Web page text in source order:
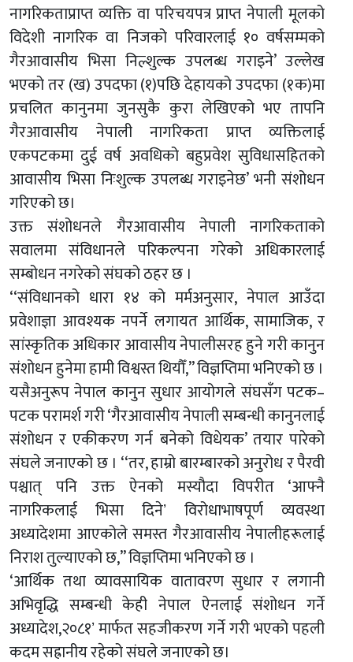
नागरिकताप्राप्त व्यक्ति वा परिचयपत्र प्राप्त नेपाली मूलको
विदेशी नागरिक वा निजको परिवारलाई १० वर्षसम्मको
गैरआवासीय भिसा निल्शुल्क उपलब्ध गराइने’ उल्लेख
भएको तर (ख) उपदफा (१)पछि देहायको उपदफा (१क)मा
प्रचलित कानुनमा जुनसुकै कुरा लेखिएको भए तापनि
गैरआवासीय नेपाली नागरिकता प्राप्त व्यक्तिलाई
एकपटकमा दुई वर्ष अवधिको बहुप्रवेश सुविधासहितको
आवासीय भिसा निःशुल्क उपलब्ध गराइनेछ’ भनी संशोधन
गरिएको छ।
उक्त संशोधनले गैरआवासीय नेपाली नागरिकताको
सवालमा संविधानले परिकल्पना गरेको अधिकारलाई
सम्बोधन नगरेको संघको ठहर छ ।
‘‘संविधानको धारा १४ को मर्मअनुसार, नेपाल आउँदा
प्रवेशाज्ञा आवश्यक नपर्ने लगायत आर्थिक, सामाजिक, र
सांस्कृतिक अधिकार आवासीय नेपालीसरह हुने गरी कानुन
संशोधन हुनेमा हामी विश्वस्त थियौँ,’’ विज्ञप्तिमा भनिएको छ ।
यसैअनुरूप नेपाल कानुन सुधार आयोगले संघसँग पटक–
पटक परामर्श गरी ‘गैरआवासीय नेपाली सम्बन्धी कानुनलाई
संशोधन र एकीकरण गर्न बनेको विधेयक’ तयार पारेको
संघले जनाएको छ । ‘‘तर, हाम्रो बारम्बारको अनुरोध र पैरवी
पश्चात् पनि उक्त ऐनको मस्यौदा विपरीत ‘आफ्नै
नागरिकलाई भिसा दिनेʼ विरोधाभाषपूर्ण व्यवस्था
अध्यादेशमा आएकोले समस्त गैरआवासीय नेपालीहरूलाई
निराश तुल्याएको छ,’’ विज्ञप्तिमा भनिएको छ ।
‘आर्थिक तथा व्यावसायिक वातावरण सुधार र लगानी
अभिवृद्धि सम्बन्धी केही नेपाल ऐनलाई संशोधन गर्ने
अध्यादेश,२०८१ʼ मार्फत सहजीकरण गर्ने गरी भएको पहली
कदम सह्रानीय रहेको संघले जनाएको छ।